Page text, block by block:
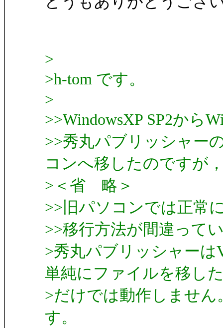
>
>h-tom です。
>
>>WindowsXP SP2から
>>秀丸パブリッシャー
コンへ移したのですが
>＜省 略＞
>>旧パソコンでは正常
>>移行方法が間違って
>秀丸パブリッシャーは
単純にファイルを移し
>だけでは動作しませ
す。